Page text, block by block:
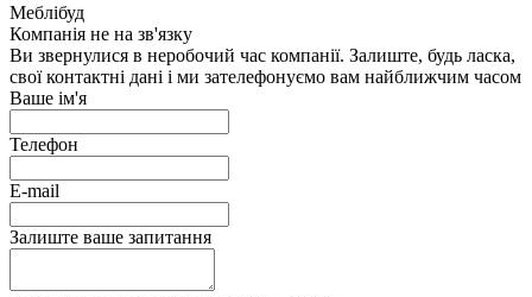
Меблібуд
Компанія не на зв'язку
Ви звернулися в неробочий час компанії. Залиште, будь ласка,
свої контактні дані і ми зателефонуємо вам найближчим часом
Ваше ім'я
Телефон
E-mail
Залиште ваше запитання